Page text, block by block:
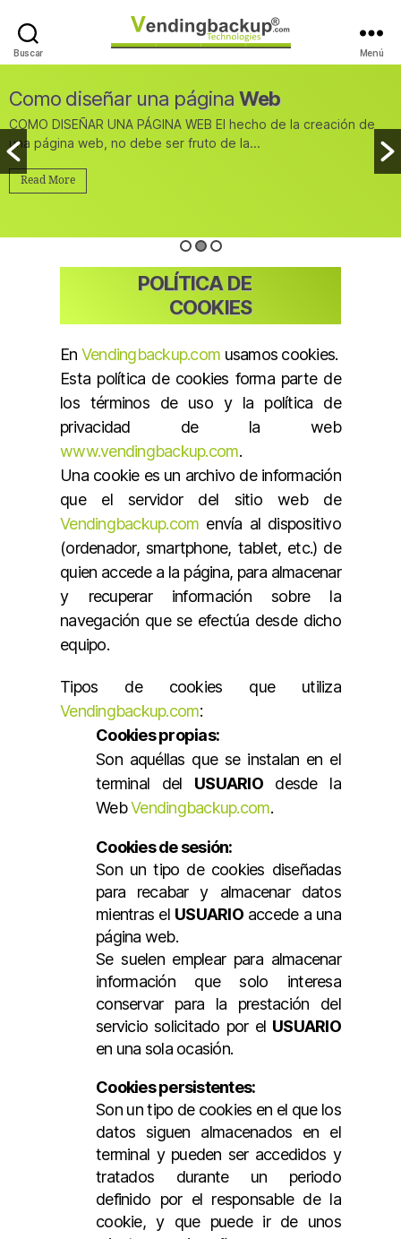
Buscar Menú
Como diseñar una páginaWeb
COMO DISEÑAR UNA PÁGINA WEB El hecho de la creación de
una página web, no debe ser fruto de la...
Read More
POLÍTICA DE
COOKIES
En Vendingbackup.com usamos cookies.
Esta política de cookies forma parte de
los términos de uso y la política de
privacidad de la web
www.vendingbackup.com.
Una cookie es un archivo de información
que el servidor del sitio web de
Vendingbackup.com envía al dispositivo
(ordenador, smartphone, tablet, etc.) de
quien accede a la página, para almacenar
y recuperar información sobre la
navegación que se efectúa desde dicho
equipo.
Tipos de cookies que utiliza
Vendingbackup.com:
Cookies propias:
Son aquéllas que se instalan en el
terminal del USUARIOdesde la
WebVendingbackup.com.
Cookies de sesión:
Son un tipo de cookies diseñadas
para recabar y almacenar datos
mientras el USUARIOaccede a una
página web.
Se suelen emplear para almacenar
información que solo interesa
conservar para la prestación del
servicio solicitado por el USUARIO
en una sola ocasión.
Cookies persistentes:
Son un tipo de cookies en el que los
datos siguen almacenados en el
terminal y pueden ser accedidos y
tratados durante un periodo
definido por el responsable de la
cookie, y que puede ir de unos